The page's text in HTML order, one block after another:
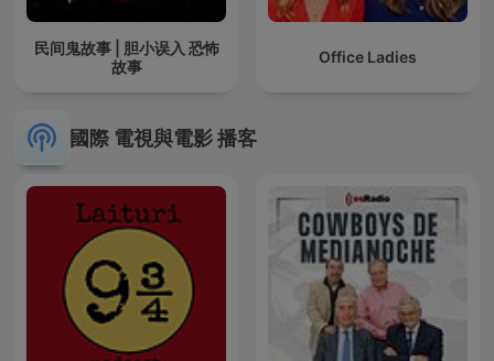
民间鬼故事 | 胆小误入 恐怖
故事
Office Ladies
國際 電視與電影 播客